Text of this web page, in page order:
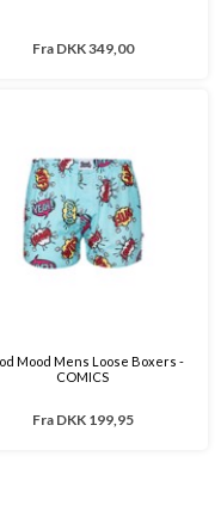
Fra DKK 349,00
Mood Mens Loose Boxers -
COMICS
Fra DKK 199,95